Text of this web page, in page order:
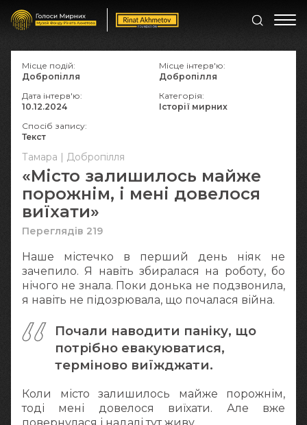
Тамара | Добропілля
«Місто залишилось майже
порожнім, і мені довелося
виїхати»
Переглядів 219
Наше містечко в перший день ніяк не
зачепило. Я навіть збиралася на роботу, бо
нічого не знала. Поки донька не подзвонила,
я навіть не підозрювала, що почалася війна.
Почали наводити паніку, що
потрібно евакуюватися,
терміново виїжджати.
Коли місто залишилось майже порожнім,
тоді мені довелося виїхати. Але вже
Місце подій:
Добропілля
Місце інтерв'ю:
Добропілля
Дата інтерв'ю:
10.12.2024
Категорія:
Історії мирних
Спосіб запису:
Текст